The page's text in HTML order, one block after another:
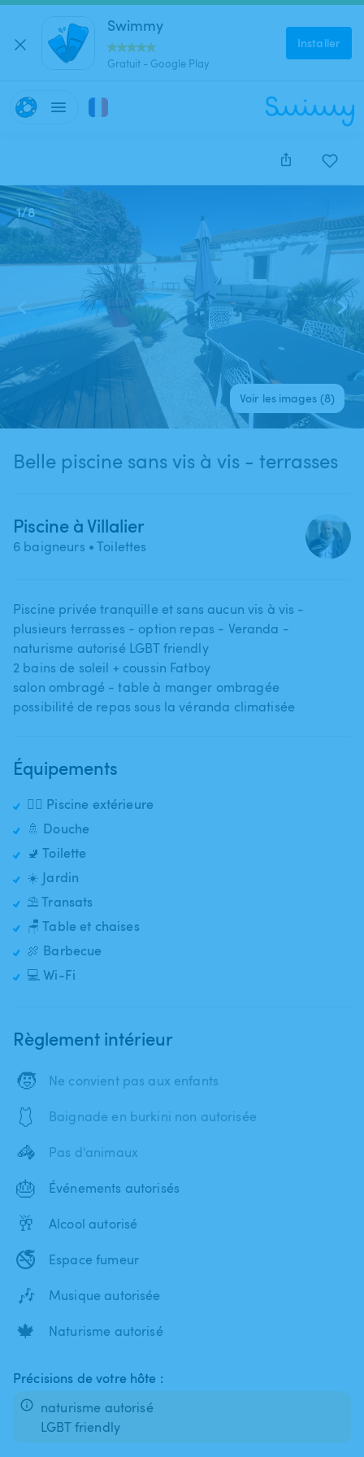
Swimmy
Gratuit - Google Play
Installer
1/8
Voir les images (8)
Belle piscine sans vis à vis - terrasses
Piscine à Villalier
6 baigneurs • Toilettes
Piscine privée tranquille et sans aucun vis à vis -
plusieurs terrasses - option repas - Veranda -
naturisme autorisé LGBT friendly
2 bains de soleil + coussin Fatboy
salon ombragé - table à manger ombragée
possibilité de repas sous la véranda climatisée
Équipements
🏊‍♂️ Piscine extérieure
🚿 Douche
🚽 Toilette
☀️ Jardin
⛱️ Transats
🪑 Table et chaises
🍖 Barbecue
💻 Wi-Fi
Règlement intérieur
🧒 Ne convient pas aux enfants
🩱 Baignade en burkini non autorisée
🦓 Pas d'animaux
🎂 Événements autorisés
🥂 Alcool autorisé
🚭 Espace fumeur
🎶 Musique autorisée
🍁 Naturisme autorisé
Précisions de votre hôte :
naturisme autorisé
LGBT friendly